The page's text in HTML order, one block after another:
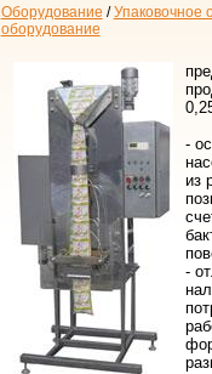
Оборудование /Упаковочное
оборудование
-
из
-